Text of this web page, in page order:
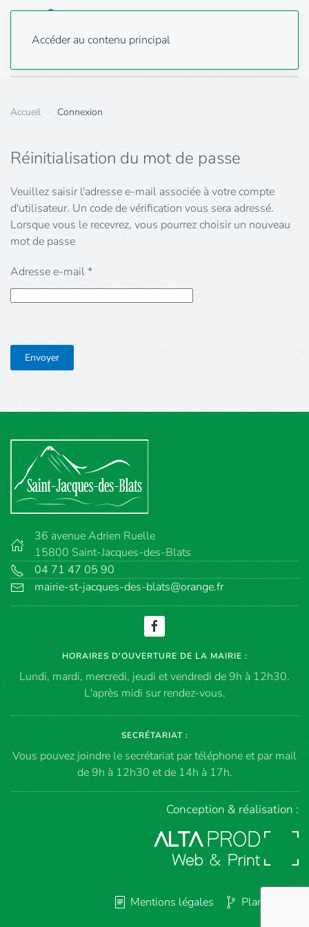
Accéder au contenu principal
Accueil Connexion
Réinitialisation du mot de passe
Veuillez saisir l'adresse e-mail associée à votre compte
d'utilisateur. Un code de vérification vous sera adressé.
Lorsque vous le recevrez, vous pourrez choisir un nouveau
mot de passe
Adresse e-mail*
Envoyer
36 avenue Adrien Ruelle
15800 Saint-Jacques-des-Blats
04 71 47 05 90
mairie-st-jacques-des-blats@orange.fr
HORAIRES D'OUVERTURE DE LA MAIRIE :
Lundi, mardi, mercredi, jeudi et vendredi de 9h à 12h30.
L'après midi sur rendez-vous.
SECRÉTARIAT :
Vous pouvez joindre le secrétariat par téléphone et par mail
de 9h à 12h30 et de 14h à 17h.
Conception & réalisation :
Mentions légales Plan du site